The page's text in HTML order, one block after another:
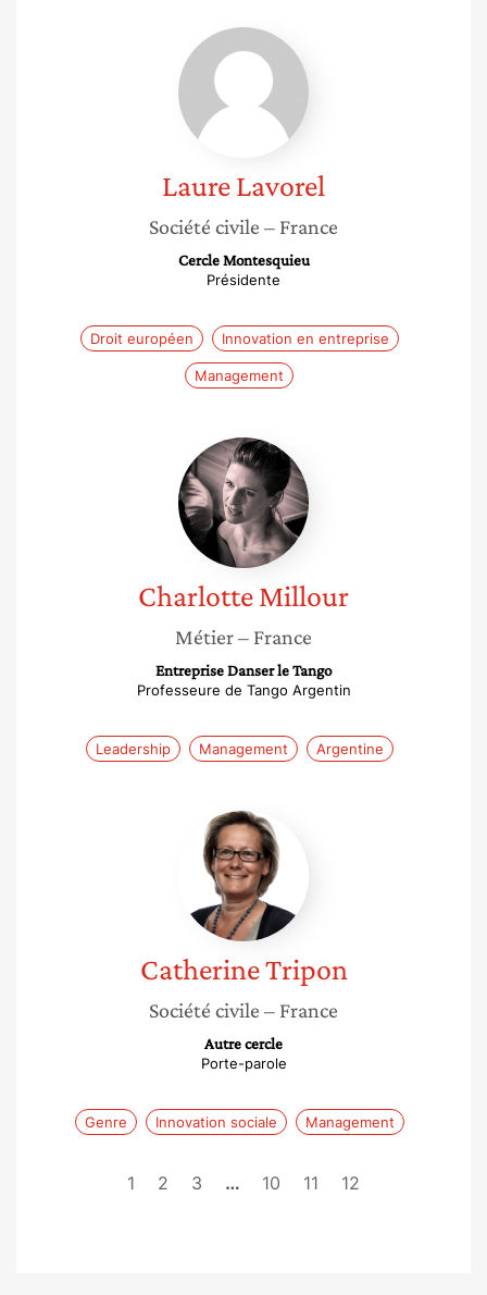
Laure
Lavorel
LaureLavorel
Société civile – France
Cercle Montesquieu
Présidente
Droit européen Innovation en entreprise
Management
Charlotte
Millour
CharlotteMillour
Métier– France
Entreprise Danser le Tango
Professeure de Tango Argentin
Leadership Management Argentine
Catherine
Tripon
CatherineTripon
Société civile – France
Autre cercle
Porte-parole
Genre Innovation sociale Management
1 2 3 … 10 11 12